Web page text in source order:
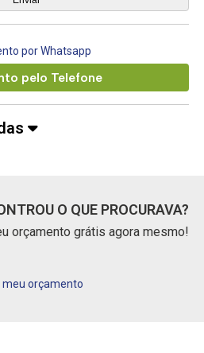
por Whatsapp
pelo Telefone
O QUE PROCURAVA?
orçamento grátis agora mesmo!
meu orçamento